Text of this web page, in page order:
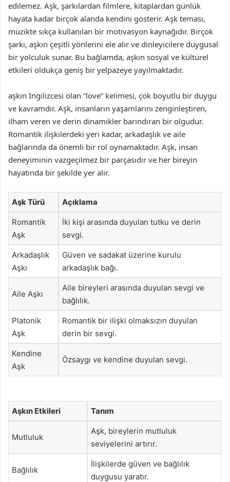
edilemez. Aşk, şarkılardan filmlere, kitaplardan günlük
hayata kadar birçok alanda kendini gösterir. Aşk teması,
müzikte sıkça kullanılan bir motivasyon kaynağıdır. Birçok
şarkı, aşkın çeşitli yönlerini ele alır ve dinleyicilere duygusal
bir yolculuk sunar. Bu bağlamda, aşkın sosyal ve kültürel
etkileri oldukça geniş bir yelpazeye yayılmaktadır.
aşkın İngilizcesi olan “love” kelimesi, çok boyutlu bir duygu
ve kavramdır. Aşk, insanların yaşamlarını zenginleştiren,
ilham veren ve derin dinamikler barındıran bir olgudur.
Romantik ilişkilerdeki yeri kadar, arkadaşlık ve aile
bağlarında da önemli bir rol oynamaktadır. Aşk, insan
deneyiminin vazgeçilmez bir parçasıdır ve her bireyin
hayatında bir şekilde yer alır.
Aşk Türü Açıklama
Romantik
Aşk
İki kişi arasında duyulan tutku ve derin
sevgi.
Arkadaşlık
Aşkı
Güven ve sadakat üzerine kurulu
arkadaşlık bağı.
Aile Aşkı
Aile bireyleri arasında duyulan sevgi ve
bağlılık.
Platonik
Aşk
Romantik bir ilişki olmaksızın duyulan
derin bir sevgi.
Kendine
Aşk
Özsaygı ve kendine duyulan sevgi.
Aşkın Etkileri Tanım
Mutluluk
Aşk, bireylerin mutluluk
seviyelerini artırır.
Bağlılık
İlişkilerde güven ve bağlılık
duygusu yaratır.